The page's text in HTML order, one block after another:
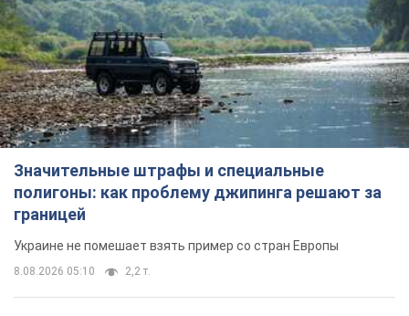
Значительные штрафы и специальные
полигоны: как проблему джипинга решают за
границей
Украине не помешает взять пример со стран Европы
8.08.2026 05:10 2,2 т.